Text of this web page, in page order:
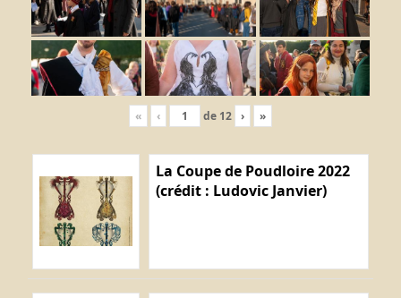
« ‹ de 12 › »
La Coupe de Poudloire 2022
(crédit : Ludovic Janvier)